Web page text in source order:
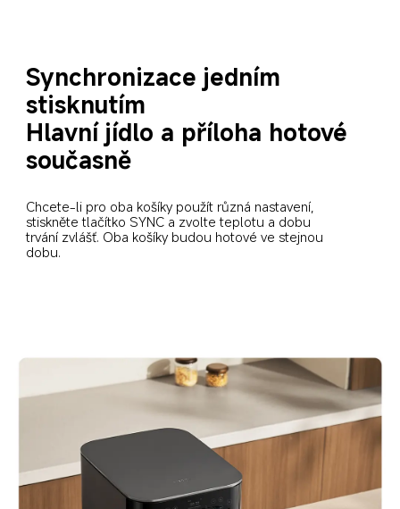
Synchronizace jedním
stisknutím
Hlavní jídlo a příloha hotové
současně
Chcete-li pro oba košíky použít různá nastavení,
stiskněte tlačítko SYNC a zvolte teplotu a dobu
trvání zvlášť. Oba košíky budou hotové ve stejnou
dobu.